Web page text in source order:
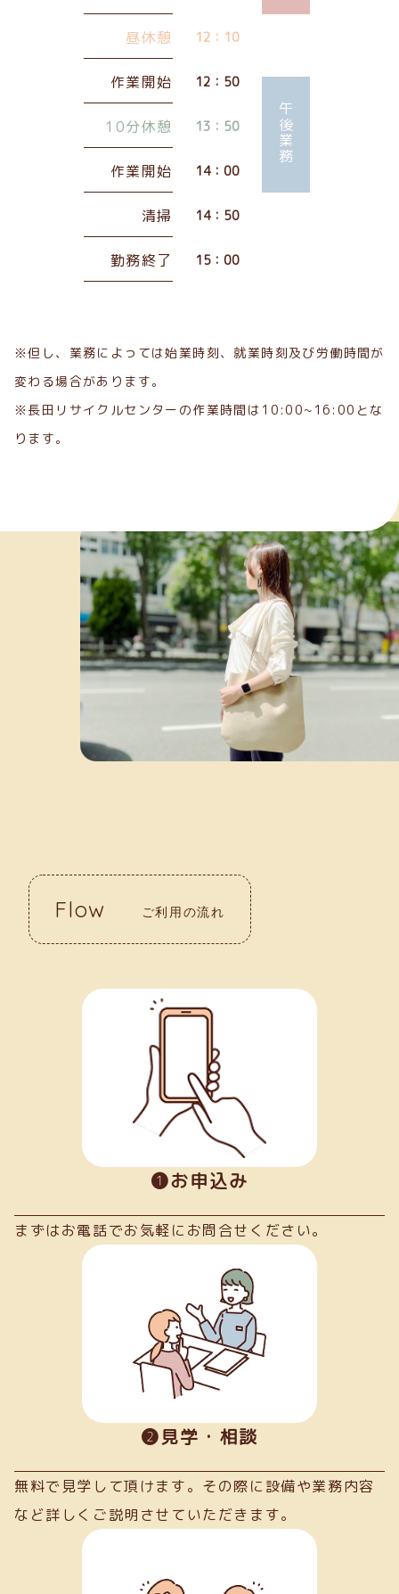
昼休憩 12：10
作業開始 12：50
10分休憩 13：50
作業開始 14：00
清掃 14：50
勤務終了 15：00
午後業務
※但し、業務によっては始業時刻、就業時刻及び労働時間が
変わる場合があります。
※長田リサイクルセンターの作業時間は10:00~16:00とな
ります。
Flow ご利用の流れ
➊お申込み
まずはお電話でお気軽にお問合せください。
➋見学・相談
無料で見学して頂けます。その際に設備や業務内容
など詳しくご説明させていただきます。